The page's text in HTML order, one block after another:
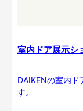
室内ドア展示シ
DAIKENの室内ド
す。